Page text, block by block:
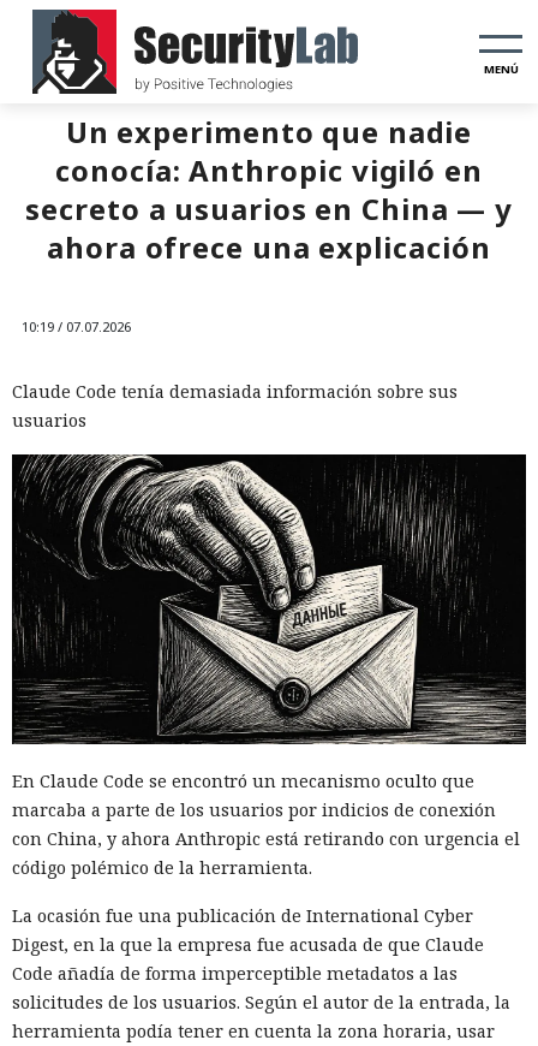
MENÚ
Un experimento que nadie
conocía: Anthropic vigiló en
secreto a usuarios en China — y
ahora ofrece una explicación
10:19 / 07.07.2026
Claude Code tenía demasiada información sobre sus
usuarios
En Claude Code se encontró un mecanismo oculto que
marcaba a parte de los usuarios por indicios de conexión
con China, y ahora Anthropic está retirando con urgencia el
código polémico de la herramienta.
La ocasión fue una publicación de International Cyber
Digest, en la que la empresa fue acusada de que Claude
Code añadía de forma imperceptible metadatos a las
solicitudes de los usuarios. Según el autor de la entrada, la
herramienta podía tener en cuenta la zona horaria, usar